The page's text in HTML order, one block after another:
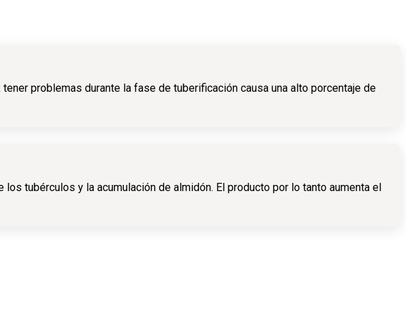
problemas durante la fase de tuberificación causa una alto porcentaje de
tubérculos y la acumulación de almidón. El producto por lo tanto aumenta el